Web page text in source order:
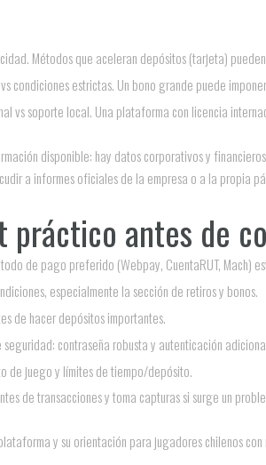
Métodos que aceleran depósitos (tarjeta)
condiciones estrictas. Un bono grande puede
vs soporte local. Una plataforma con licencia
disponible: hay datos corporativos y
a informes oficiales de la empresa o a la propia
práctico antes de
de pago preferido (Webpay, CuentaRUT, Mach)
especialmente la sección de retiros y bonos.
de hacer depósitos importantes.
contraseña robusta y autenticación
de juego y límites de tiempo/depósito.
de transacciones y toma capturas si surge un
y su orientación para jugadores chilenos